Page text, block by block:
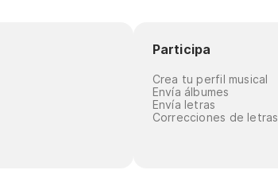
Participa
Crea tu perfil musical
Envía álbumes
Envía letras
Correcciones de letras